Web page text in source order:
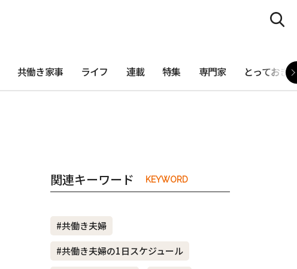
共働き家事 ライフ 連載 特集 専門家 とっておき
関連キーワード KEYWORD
#共働き夫婦
#共働き夫婦の1日スケジュール